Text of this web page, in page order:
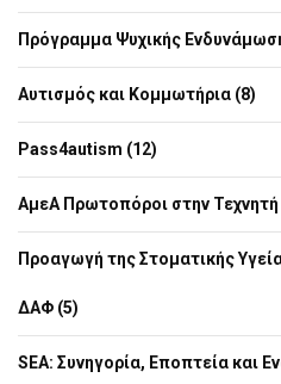
Πρόγραμμα Ψυχικής
Αυτισμός και Κομμωτήρια (8)
Pass4autism (12)
ΑμεΑ Πρωτοπόροι στην
Προαγωγή της Στοματικής
ΔΑΦ (5)
SEA: Συνηγορία, Εποπτεία και